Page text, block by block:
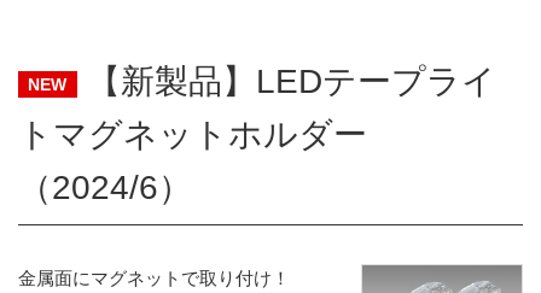
NEW
【新製品】LEDテープライ
トマグネットホルダー
（2024/6）
金属面にマグネットで取り付け！